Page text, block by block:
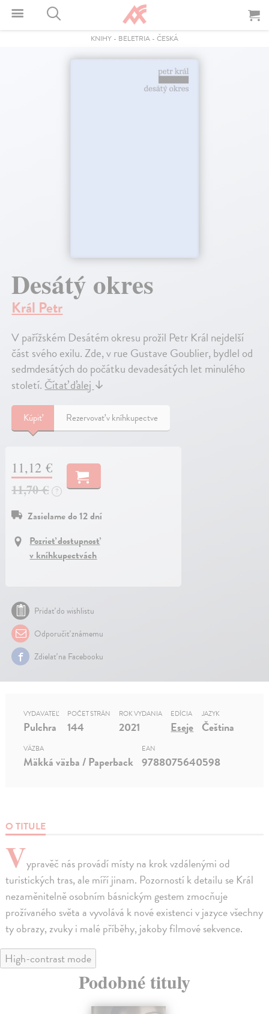
KNIHY - BELETRIA - ČESKÁ
Desátý okres
Král Petr
V pařížském Desátém okresu prožil Petr Král nejdelší
část svého exilu. Zde, v rue Gustave Goublier, bydlel od
sedmdesátých do počátku devadesátých let minulého
století. Čítať ďalej ↓
Kúpiť Rezervovať v kníhkupectve
11,12 €
11,70 €
?
Zasielame do 12 dní
Pozrieť dostupnosť
v kníhkupectvách
Pridať do wishlistu
Odporučiť známemu
Zdielať na Facebooku
O TITULE
Vypravěč nás provádí místy na krok vzdálenými od
turistických tras, ale míří jinam. Pozorností k detailu se Král
nezaměnitelně osobním básnickým gestem zmocňuje
prožívaného světa a vyvolává k nové existenci v jazyce všechny
ty obrazy, zvuky i malé příběhy, jakoby filmové sekvence.
VYDAVATEĽ
Pulchra
POČET STRÁN
144
ROK VYDANIA
2021
EDÍCIA
Eseje
JAZYK
Čeština
VÄZBA
Mäkká väzba / Paperback
EAN
9788075640598
High-contrast mode
Podobné tituly